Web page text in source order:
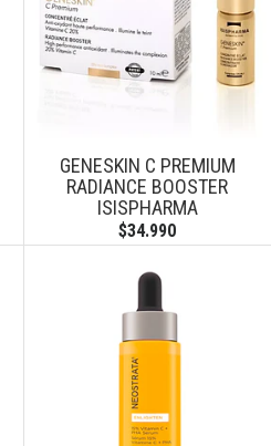
GENESKIN C PREMIUM
RADIANCE BOOSTER
ISISPHARMA
$34.990